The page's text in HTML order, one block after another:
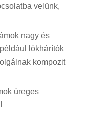
velünk,
nagy és
lökhárítók
kompozit
üreges